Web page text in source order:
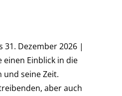
Dezember 2026 |
einen Einblick in die
seine Zeit.
aber auch